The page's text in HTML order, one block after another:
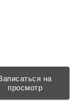
на
просмотр